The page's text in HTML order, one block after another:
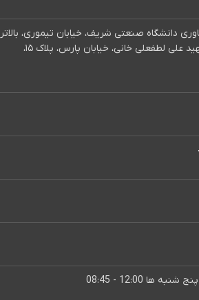
دانشگاه صنعتی شریف، خیابان تیموری، بالاتر
از میدان تیموری، خیابان شهید علی لطفعلی خانی، خیابان پارس، پلاک ۱۵،